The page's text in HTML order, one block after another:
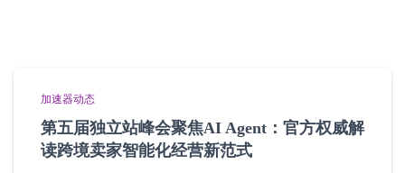
加速器动态
第五届独立站峰会聚焦AI Agent：官方权威解
读跨境卖家智能化经营新范式